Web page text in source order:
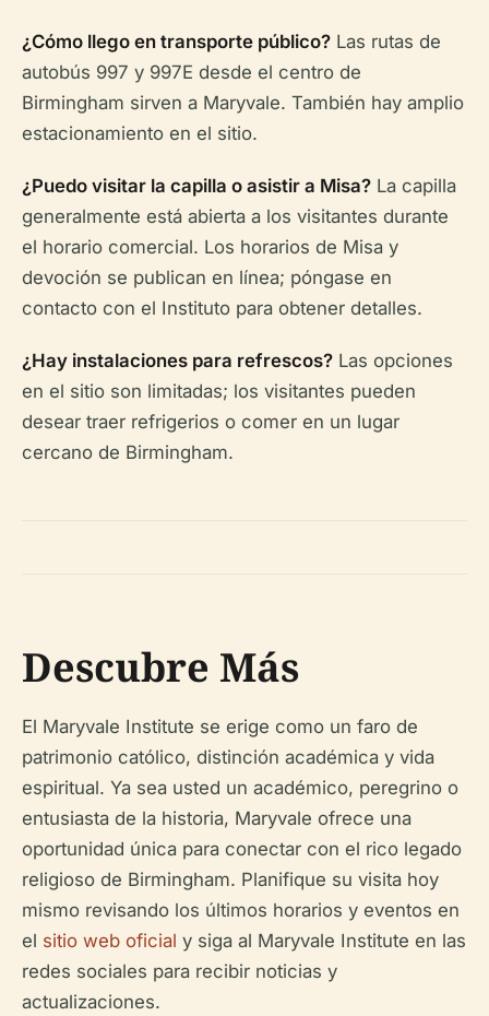
¿Cómo llego en transporte público? Las rutas de
autobús 997 y 997E desde el centro de
Birmingham sirven a Maryvale. También hay amplio
estacionamiento en el sitio.
¿Puedo visitar la capilla o asistir a Misa? La capilla
generalmente está abierta a los visitantes durante
el horario comercial. Los horarios de Misa y
devoción se publican en línea; póngase en
contacto con el Instituto para obtener detalles.
¿Hay instalaciones para refrescos? Las opciones
en el sitio son limitadas; los visitantes pueden
desear traer refrigerios o comer en un lugar
cercano de Birmingham.
Descubre Más
El Maryvale Institute se erige como un faro de
patrimonio católico, distinción académica y vida
espiritual. Ya sea usted un académico, peregrino o
entusiasta de la historia, Maryvale ofrece una
oportunidad única para conectar con el rico legado
religioso de Birmingham. Planifique su visita hoy
mismo revisando los últimos horarios y eventos en
el sitio web oficial y siga al Maryvale Institute en las
redes sociales para recibir noticias y
actualizaciones.